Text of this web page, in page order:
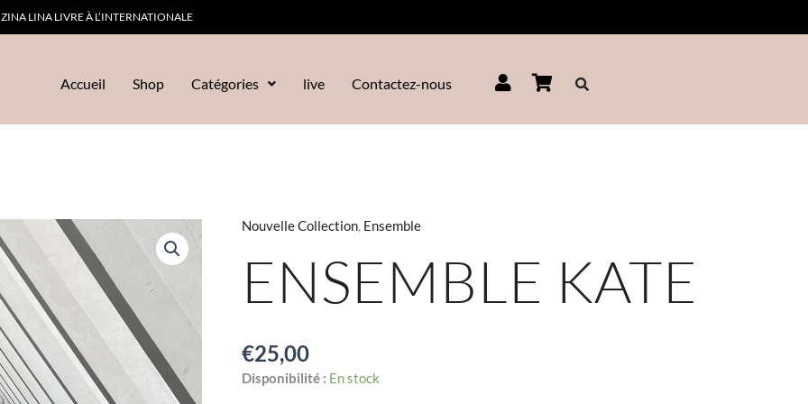
ZINA LINA LIVRE À L’INTERNATIONALE
Accueil Shop Catégories live Contactez-nous
Nouvelle Collection, Ensemble
ENSEMBLE KATE
€25,00
Disponibilité : En stock
quantité
Ensemble
Kate